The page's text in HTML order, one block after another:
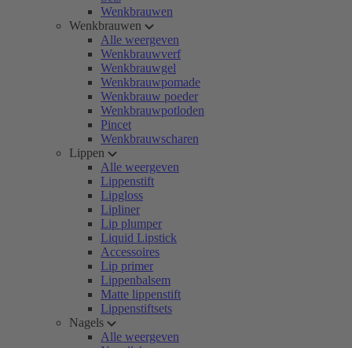
Wenkbrauwen
Wenkbrauwen
Alle weergeven
Wenkbrauwverf
Wenkbrauwgel
Wenkbrauwpomade
Wenkbrauw poeder
Wenkbrauwpotloden
Pincet
Wenkbrauwscharen
Lippen
Alle weergeven
Lippenstift
Lipgloss
Lipliner
Lip plumper
Liquid Lipstick
Accessoires
Lip primer
Lippenbalsem
Matte lippenstift
Lippenstiftsets
Nagels
Alle weergeven